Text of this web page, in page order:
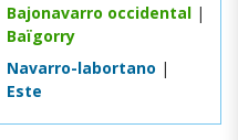
Bajonavarro occidental |
Baïgorry
Navarro-labortano |
Este